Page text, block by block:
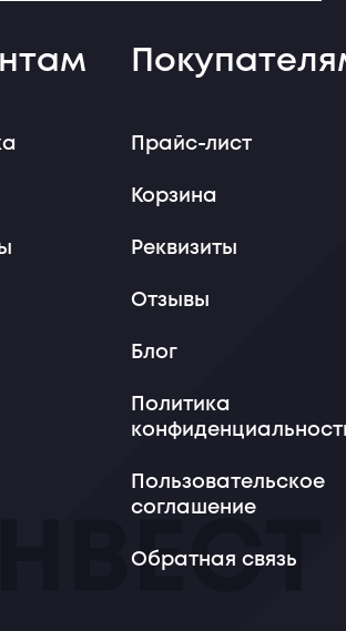
Прайс-лист
Корзина
Реквизиты
Отзывы
Блог
Политика
Пользовательское
соглашение
Обратная связь